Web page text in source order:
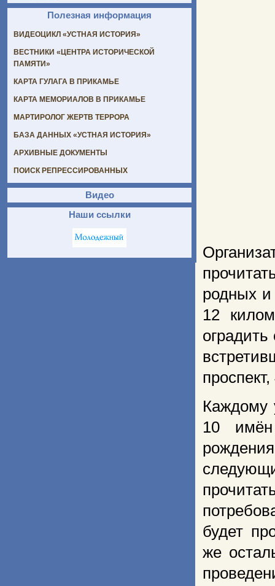
родных и
12
Каждому
10 имён
будет
же
Полезная информация
ВИДЕОЦИКЛ «УСТНАЯ ИСТОРИЯ»
ВЕСТНИКИ «ЦЕНТРА ИСТОРИЧЕСКОЙ
ПАМЯТИ»
КАРТА ГУЛАГА В ПРИКАМЬЕ
КАРТА МЕМОРИАЛОВ В ПРИКАМЬЕ
МАРТИРОЛОГ ЖЕРТВ ТЕРРОРА
БАЗА ДАННЫХ «УСТНАЯ ИСТОРИЯ»
АРХИВНЫЕ ДОКУМЕНТЫ
ПОИСК РЕПРЕССИРОВАННЫХ
Видео
Наши ссылки